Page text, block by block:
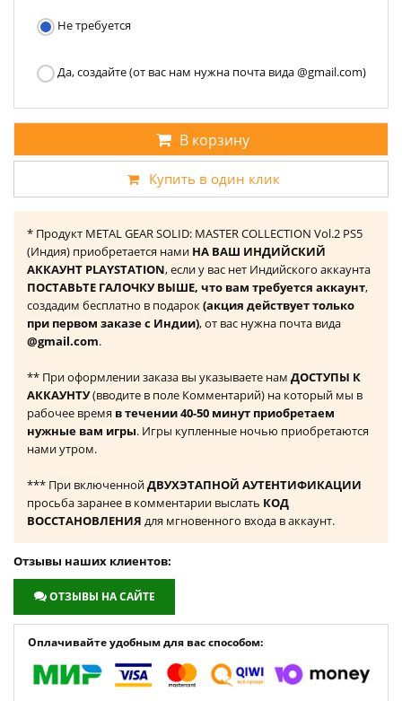
Не требуется
Да, создайте (от вас нам нужна почта вида @gmail.com)
В корзину
Купить в один клик
* Продукт METAL GEAR SOLID: MASTER COLLECTION Vol.2 PS5
(Индия) приобретается нами НА ВАШ ИНДИЙСКИЙ
АККАУНТ PLAYSTATION, если у вас нет Индийского аккаунта
ПОСТАВЬТЕ ГАЛОЧКУ ВЫШЕ, что вам требуется аккаунт,
создадим бесплатно в подарок(акция действует только
при первом заказе с Индии), от вас нужна почта вида
@gmail.com.
** При оформлении заказа вы указываете нам ДОСТУПЫ К
АККАУНТУ(вводите в поле Комментарий) на который мы в
рабочее время в течении 40-50 минут приобретаем
нужные вам игры. Игры купленные ночью приобретаются
нами утром.
*** При включеннойДВУХЭТАПНОЙ АУТЕНТИФИКАЦИИ
просьба заранее в комментарии выслать КОД
ВОССТАНОВЛЕНИЯ для мгновенного входа в аккаунт.
Отзывы наших клиентов:
ОТЗЫВЫ НА САЙТЕ
Оплачивайте удобным для вас способом: